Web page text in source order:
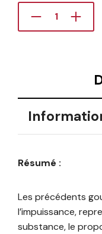
Résumé :
Les précédents
l’impuissance,
substance, le